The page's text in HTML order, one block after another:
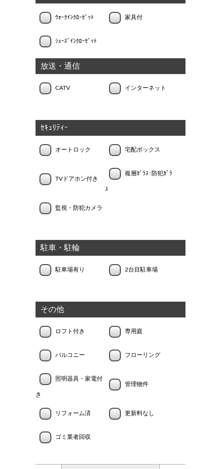
ｳｫｰｸｲﾝｸﾛｰｾﾞｯﾄ 家具付
ｼｭｰｽﾞｲﾝｸﾛｰｾﾞｯﾄ
放送・通信
CATV インターネット
ｾｷｭﾘﾃｨｰ
オートロック 宅配ボックス
TVドアホン付き
複層ｶﾞﾗｽ･防犯ｶﾞﾗ
ｽ
監視・防犯カメラ
駐車・駐輪
駐車場有り 2台目駐車場
その他
ロフト付き 専用庭
バルコニー フローリング
照明器具・家電付
き
管理物件
リフォーム済 更新料なし
ゴミ業者回収